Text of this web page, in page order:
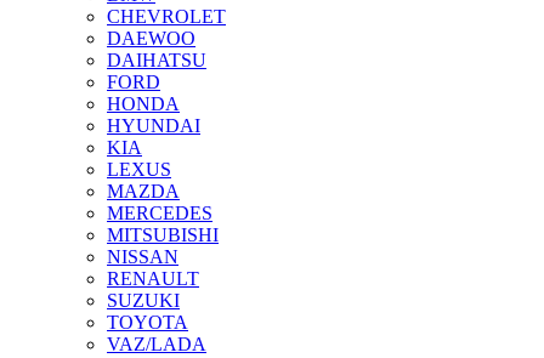
CHEVROLET
DAEWOO
DAIHATSU
FORD
HONDA
HYUNDAI
KIA
LEXUS
MAZDA
MERCEDES
MITSUBISHI
NISSAN
RENAULT
SUZUKI
TOYOTA
VAZ/LADA